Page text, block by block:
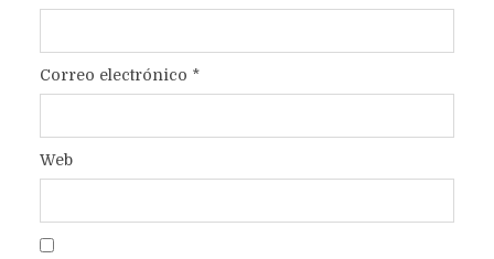
Correo electrónico *
Web